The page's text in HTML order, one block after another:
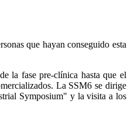
que hayan conseguido esta
la fase pre-clínica hasta que el
La SSM6 se dirige
Symposium" y la visita a los